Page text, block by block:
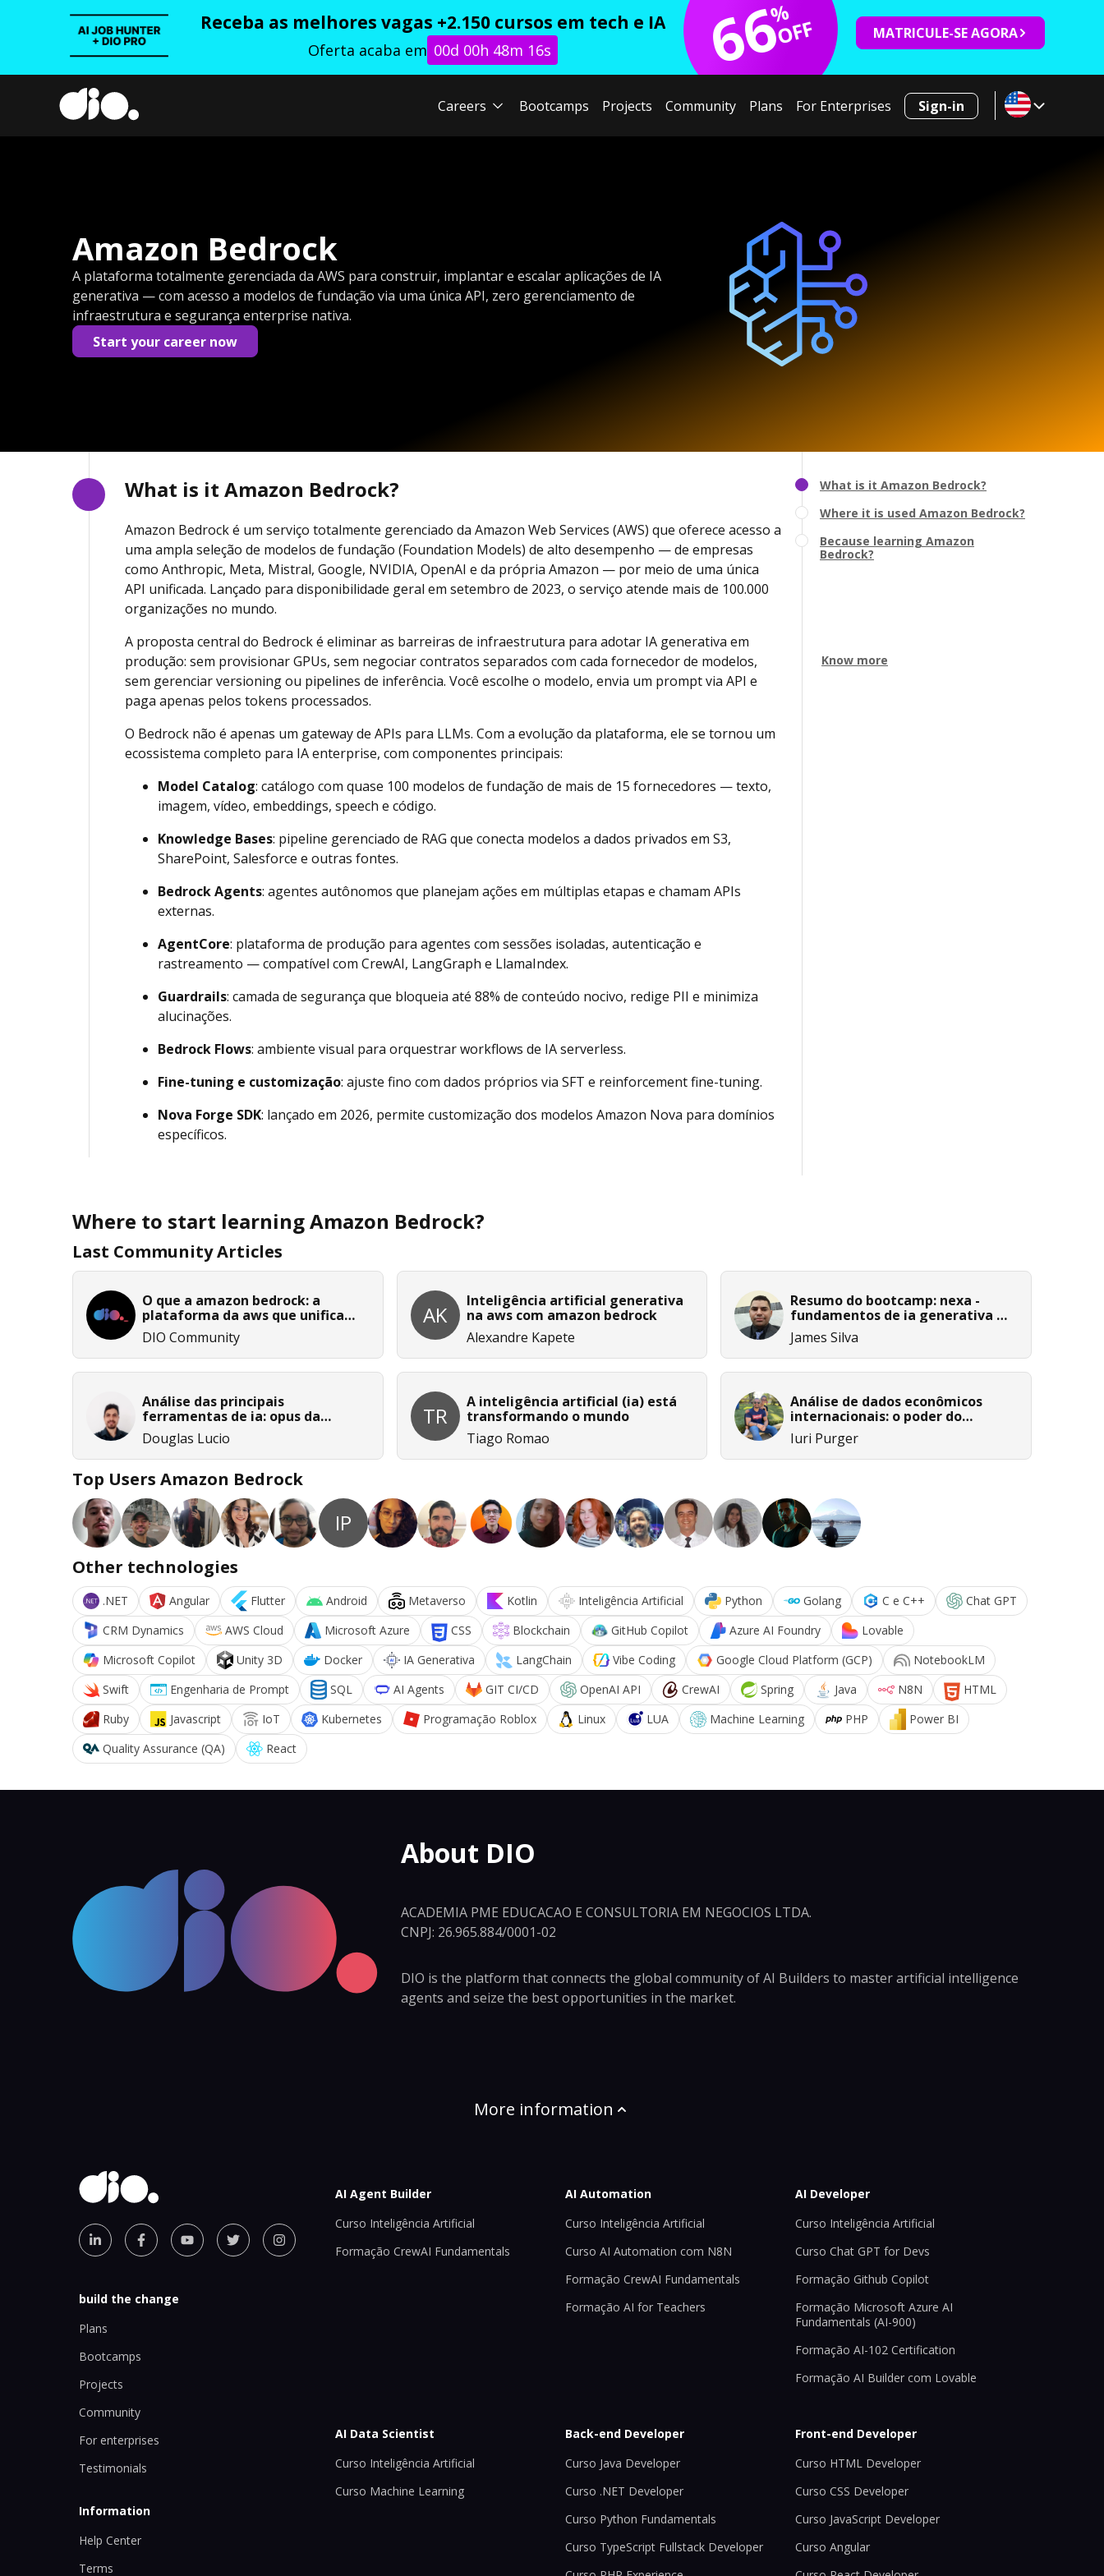
Receba as melhores vagas +2.150 cursos em tech e IA
Oferta acaba em 00d 00h 48m 16s 66
%
OFF MATRICULE-SE AGORA
Careers Bootcamps Projects Community Plans For Enterprises Sign-in
Amazon Bedrock
A plataforma totalmente gerenciada da AWS para construir, implantar e escalar aplicações de IA
generativa — com acesso a modelos de fundação via uma única API, zero gerenciamento de
infraestrutura e segurança enterprise nativa.
Start your career now
What is it Amazon Bedrock?
Amazon Bedrock é um serviço totalmente gerenciado da Amazon Web Services (AWS) que oferece acesso a
uma ampla seleção de modelos de fundação (Foundation Models) de alto desempenho — de empresas
como Anthropic, Meta, Mistral, Google, NVIDIA, OpenAI e da própria Amazon — por meio de uma única
API unificada. Lançado para disponibilidade geral em setembro de 2023, o serviço atende mais de 100.000
organizações no mundo.
A proposta central do Bedrock é eliminar as barreiras de infraestrutura para adotar IA generativa em
produção: sem provisionar GPUs, sem negociar contratos separados com cada fornecedor de modelos,
sem gerenciar versioning ou pipelines de inferência. Você escolhe o modelo, envia um prompt via API e
paga apenas pelos tokens processados.
O Bedrock não é apenas um gateway de APIs para LLMs. Com a evolução da plataforma, ele se tornou um
ecossistema completo para IA enterprise, com componentes principais:
Model Catalog: catálogo com quase 100 modelos de fundação de mais de 15 fornecedores — texto,
imagem, vídeo, embeddings, speech e código.
Knowledge Bases: pipeline gerenciado de RAG que conecta modelos a dados privados em S3,
SharePoint, Salesforce e outras fontes.
Bedrock Agents: agentes autônomos que planejam ações em múltiplas etapas e chamam APIs
externas.
AgentCore: plataforma de produção para agentes com sessões isoladas, autenticação e
rastreamento — compatível com CrewAI, LangGraph e LlamaIndex.
Guardrails: camada de segurança que bloqueia até 88% de conteúdo nocivo, redige PII e minimiza
alucinações.
Bedrock Flows: ambiente visual para orquestrar workflows de IA serverless.
Fine-tuning e customização: ajuste fino com dados próprios via SFT e reinforcement fine-tuning.
Nova Forge SDK: lançado em 2026, permite customização dos modelos Amazon Nova para domínios
específicos.
What is it Amazon Bedrock?
Where it is used Amazon Bedrock?
Because learning Amazon
Bedrock?
Know more
Where to start learning Amazon Bedrock?
Last Community Articles
O que a amazon bedrock: a
plataforma da aws que unifica
modelos de ia e infraestrutura
em uma api
DIO Community
AK
Inteligência artificial generativa
na aws com amazon bedrock
Alexandre Kapete
Resumo do bootcamp: nexa -
fundamentos de ia generativa e
claude 3
James Silva
Análise das principais
ferramentas de ia: opus da
amazon bedrock, claude 3 e
outras soluções de mercado
Douglas Lucio
TR
A inteligência artificial (ia) está
transformando o mundo
Tiago Romao
Análise de dados econômicos
internacionais: o poder do
amazon bedrock
Iuri Purger
Top Users Amazon Bedrock
IP
Other technologies
.NET Angular Flutter Android Metaverso Kotlin Inteligência Artificial Python Golang C e C++
Chat GPT
CRM Dynamics
AWS Cloud Microsoft Azure CSS Blockchain GitHub Copilot Azure AI Foundry
Lovable
Microsoft Copilot
Unity 3D Docker IA Generativa LangChain Vibe Coding Google Cloud Platform (GCP)
NotebookLM
Swift
Engenharia de Prompt SQL AI Agents GIT CI/CD OpenAI API CrewAI Spring Java N8N
HTML
Ruby
Javascript IoT Kubernetes Programação Roblox Linux LUA Machine Learning PHP
Power BI
Quality Assurance (QA)
React
About DIO
ACADEMIA PME EDUCACAO E CONSULTORIA EM NEGOCIOS LTDA.
CNPJ: 26.965.884/0001-02
DIO is the platform that connects the global community of AI Builders to master artificial intelligence
agents and seize the best opportunities in the market.
More information
build the change
Plans
Bootcamps
Projects
Community
For enterprises
Testimonials
Information
Help Center
Terms
AI Agent Builder
Curso Inteligência Artificial
Formação CrewAI Fundamentals
AI Automation
Curso Inteligência Artificial
Curso AI Automation com N8N
Formação CrewAI Fundamentals
Formação AI for Teachers
AI Developer
Curso Inteligência Artificial
Curso Chat GPT for Devs
Formação Github Copilot
Formação Microsoft Azure AI
Fundamentals (AI-900)
Formação AI-102 Certification
Formação AI Builder com Lovable
AI Data Scientist
Curso Inteligência Artificial
Curso Machine Learning
Back-end Developer
Curso Java Developer
Curso .NET Developer
Curso Python Fundamentals
Curso TypeScript Fullstack Developer
Front-end Developer
Curso HTML Developer
Curso CSS Developer
Curso JavaScript Developer
Curso Angular